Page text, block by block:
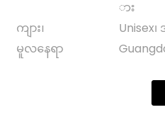
ား
ကျား၊
Unisex
မူလနေရာ